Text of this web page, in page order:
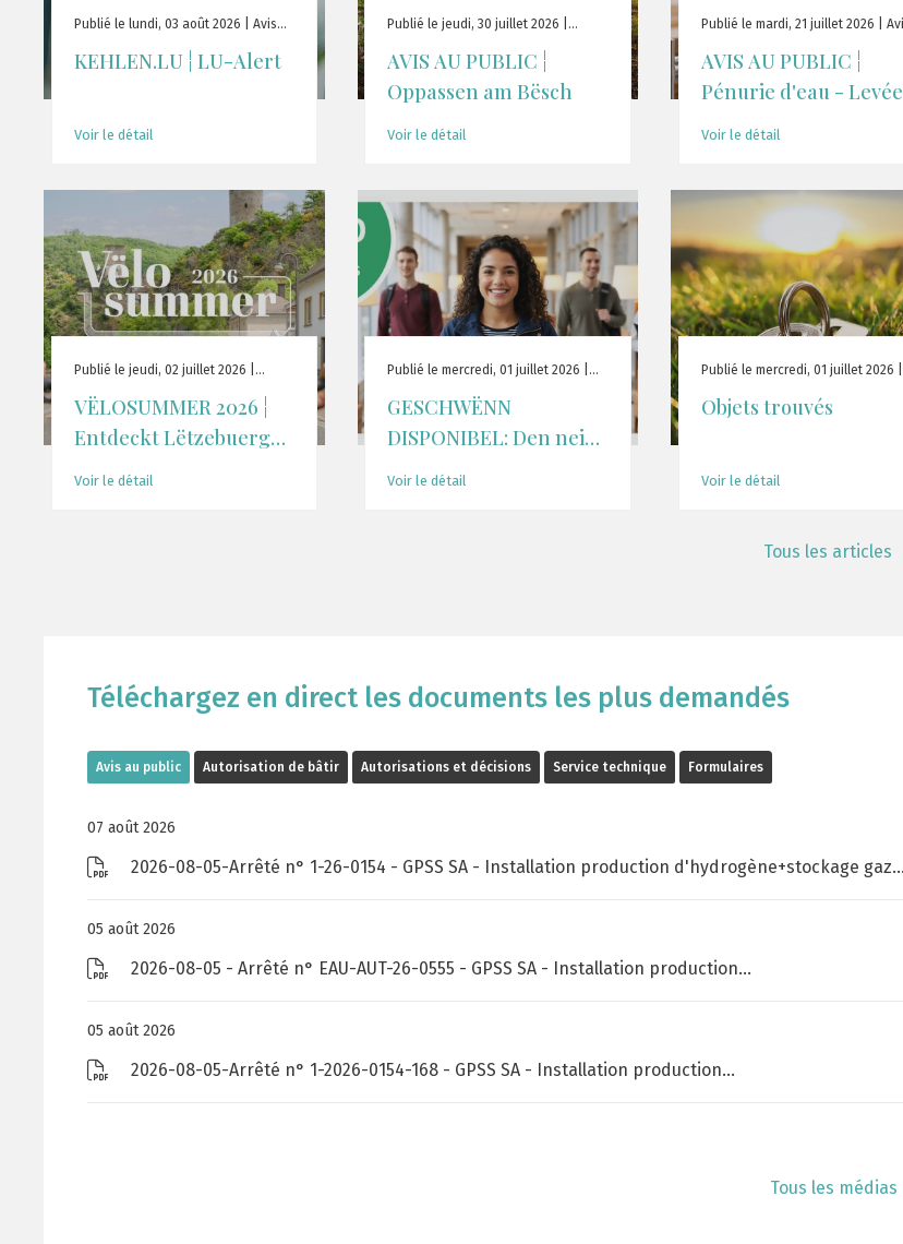
Publié le lundi, 03 août 2026 | Avis
KEHLEN.LU ¦ LU-Alert
Voir le détail
Publié le jeudi, 30 juillet 2026 |
AVIS AU PUBLIC ¦
Oppassen am Bësch
Voir le détail
Publié le mardi, 21 juillet 2026 | Avis
AVIS AU PUBLIC ¦
Pénurie d'eau - Levée
de la « Phase Orange »
Voir le détail
Publié le jeudi, 02 juillet 2026 |
VËLOSUMMER 2026 ¦
Entdeckt Lëtzebuerg
mam Vëlo ¦ Découvrez
Voir le détail
Publié le mercredi, 01 juillet 2026 |
GESCHWËNN
DISPONIBEL: Den neie
Formulaire fir
Voir le détail
Publié le mercredi, 01 juillet 2026 |
Objets trouvés
Voir le détail
Tous les articles
Téléchargez en direct les documents les plus demandés
Avis au public Autorisation de bâtir Autorisations et décisions Service technique Formulaires
07 août 2026
2026-08-05-Arrêté n° 1-26-0154 - GPSS SA - Installation production d'hydrogène+stockage gaz
05 août 2026
2026-08-05 - Arrêté n° EAU-AUT-26-0555 - GPSS SA - Installation production
05 août 2026
2026-08-05-Arrêté n° 1-2026-0154-168 - GPSS SA - Installation production
Tous les médias